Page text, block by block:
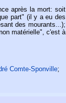
après la mort: soit
part" (il y a eu des
des mourants...);
matérielle", c'est à
Comte-Sponville;